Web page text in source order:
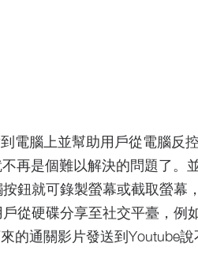
電腦上並幫助用戶從電腦反
再是個難以解決的問題了。
鈕就可錄製螢幕或截取螢幕
從硬碟分享至社交平臺，例
的通關影片發送到Youtube